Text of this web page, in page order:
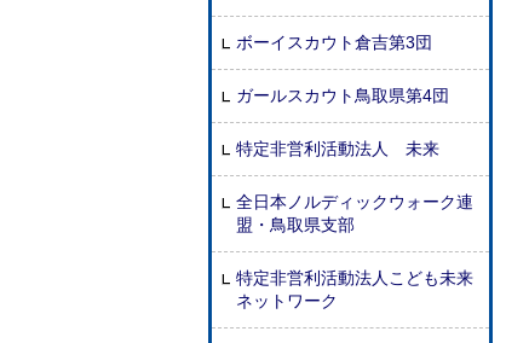
ボーイスカウト倉吉第3団
ガールスカウト鳥取県第4団
特定非営利活動法人 未来
全日本ノルディックウォーク連
盟・鳥取県支部
特定非営利活動法人こども未来
ネットワーク